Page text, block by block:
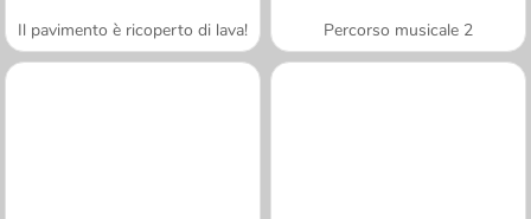
Il pavimento è ricoperto di lava! Percorso musicale 2